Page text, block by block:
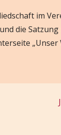
im
die
„Unser